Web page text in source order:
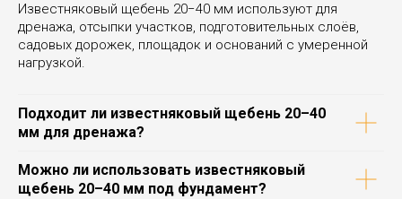
Известняковый щебень 20−40 мм используют для
дренажа, отсыпки участков, подготовительных слоёв,
садовых дорожек, площадок и оснований с умеренной
нагрузкой.
Подходит ли известняковый щебень 20–40
мм для дренажа?
Можно ли использовать известняковый
щебень 20–40 мм под фундамент?